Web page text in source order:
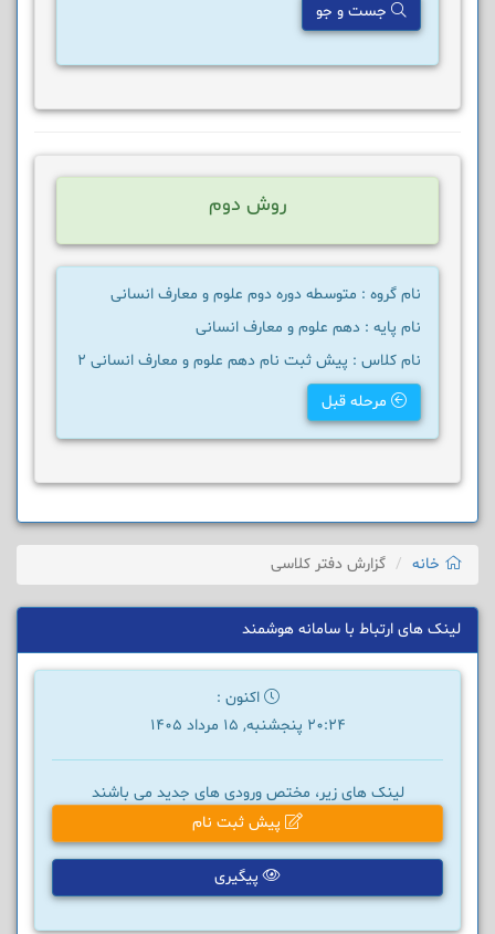
جست و جو
روش دوم
نام گروه : متوسطه دوره دوم علوم و معارف انسانی
نام پایه : دهم علوم و معارف انسانی
نام کلاس : پیش ثبت نام دهم علوم و معارف انسانی 2
مرحله قبل
خانه گزارش دفتر کلاسی
لینک های ارتباط با سامانه هوشمند
اکنون :
20:24 پنجشنبه, 15 مرداد 1405
لینک های زیر، مختص ورودی های جدید می باشند
پیش ثبت نام
پیگیری